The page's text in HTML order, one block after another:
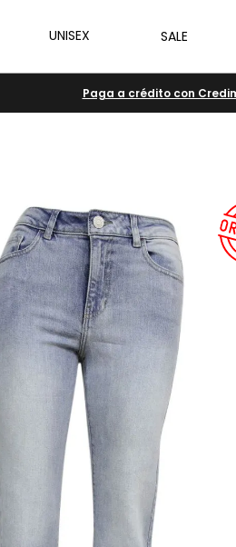
UNISEX SALE
Paga a crédito con